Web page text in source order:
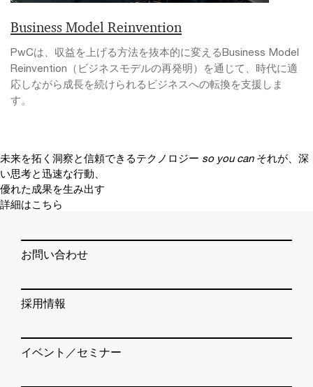
Business Model Reinvention
PwCは、収益を上げる方法を抜本的に変えるBusiness Model
Reinvention（ビジネスモデルの再発明）を通じて、時代に適
応しながら成長を続けられるビジネスへの転換を支援しま
す。
未来を拓く洞察と信頼できるテクノロジー so you can それが、深
い思考と迅速な行動、
優れた成果を生み出す
詳細はこちら
お問い合わせ
採用情報
イベント／セミナー